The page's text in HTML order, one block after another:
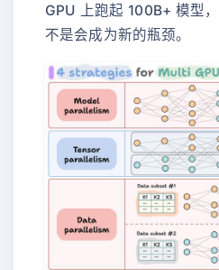
GPU 上跑起 100B+ 模型
不是会成为新的瓶颈。